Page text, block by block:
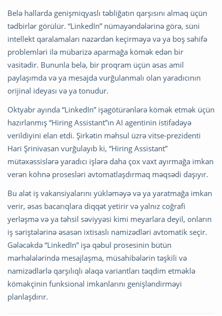
Belə hallarda genişmiqyaslı təbliğatın qarşısını almaq üçün
tədbirlər görülür. “LinkedIn” nümayəndələrinə görə, süni
intellekt qaralamaları nəzərdən keçirməyə və ya boş səhifə
problemləri ilə mübarizə aparmağa kömək edən bir
vasitədir. Bununla belə, bir proqram üçün əsas amil
paylaşımda və ya mesajda vurğulanmalı olan yaradıcının
orijinal ideyası və ya tonudur.
Oktyabr ayında “LinkedIn” işəgötürənlərə kömək etmək üçün
hazırlanmış “Hiring Assistant”ın AI agentinin istifadəyə
verildiyini elan etdi. Şirkətin məhsul üzrə vitse-prezidenti
Hari Şrinivasan vurğulayıb ki, “Hiring Assistant”
mütəxəssislərə yaradıcı işlərə daha çox vaxt ayırmağa imkan
verən köhnə prosesləri avtomatlaşdırmaq məqsədi daşıyır.
Bu alət iş vakansiyalarını yükləməyə və ya yaratmağa imkan
verir, əsas bacarıqlara diqqət yetirir və yalnız coğrafi
yerləşmə və ya təhsil səviyyəsi kimi meyarlara deyil, onların
iş səriştələrinə əsasən ixtisaslı namizədləri avtomatik seçir.
Gələcəkdə “LinkedIn” işə qəbul prosesinin bütün
mərhələlərində mesajlaşma, müsahibələrin təşkili və
namizədlərlə qarşılıqlı əlaqə variantları təqdim etməklə
köməkçinin funksional imkanlarını genişləndirməyi
planlaşdırır.